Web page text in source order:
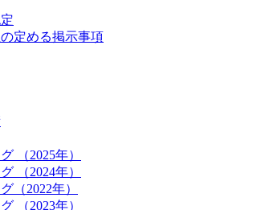
定める掲示事項
（2025年）
（2024年）
（2022年）
（2023年）